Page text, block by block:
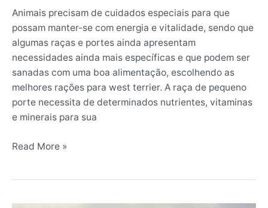
Animais precisam de cuidados especiais para que
possam manter-se com energia e vitalidade, sendo que
algumas raças e portes ainda apresentam
necessidades ainda mais específicas e que podem ser
sanadas com uma boa alimentação, escolhendo as
melhores rações para west terrier. A raça de pequeno
porte necessita de determinados nutrientes, vitaminas
e minerais para sua
Read More »